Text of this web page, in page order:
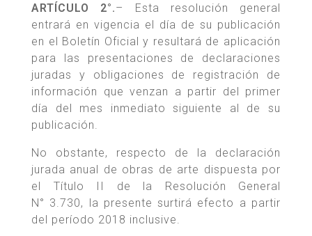
ARTÍCULO 2°.– Esta resolución general
entrará en vigencia el día de su publicación
en el Boletín Oficial y resultará de aplicación
para las presentaciones de declaraciones
juradas y obligaciones de registración de
información que venzan a partir del primer
día del mes inmediato siguiente al de su
publicación.
No obstante, respecto de la declaración
jurada anual de obras de arte dispuesta por
el Título II de la Resolución General
N° 3.730, la presente surtirá efecto a partir
del período 2018 inclusive.